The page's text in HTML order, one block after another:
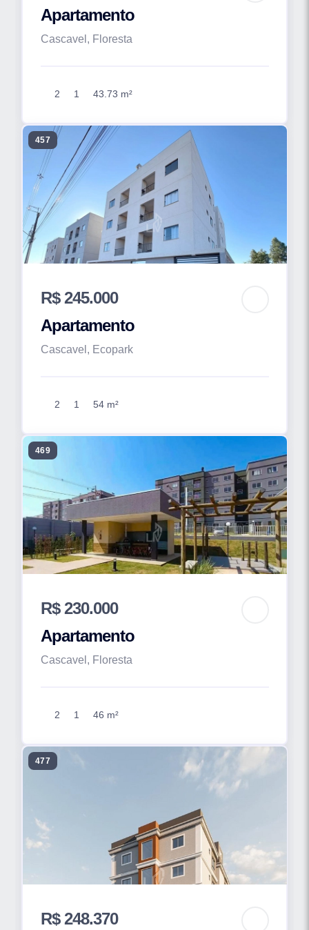
Apartamento
Cascavel, Floresta
2 1 43.73 m²
457
R$ 245.000
Apartamento
Cascavel, Ecopark
2 1 54 m²
469
R$ 230.000
Apartamento
Cascavel, Floresta
2 1 46 m²
477
R$ 248.370